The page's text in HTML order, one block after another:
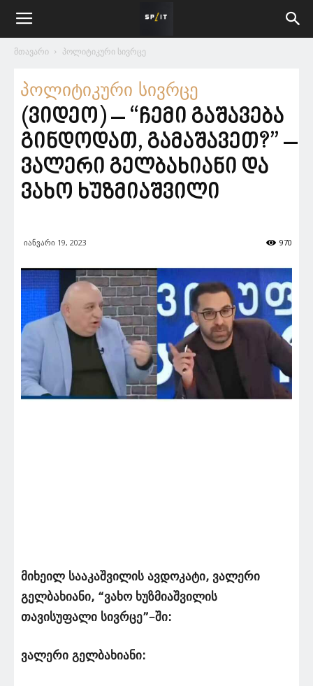
მთავარი პოლიტიკური სივრცე
პოლიტიკური სივრცე
(ვიდეო) – “ჩემი გაშავება
გინდოდათ, გამაშავეთ?” –
ვალერი გელბახიანი და
ვახო ხუზმიაშვილი
იანვარი 19, 2023 970
მიხეილ სააკაშვილის ავდოკატი, ვალერი
გელბახიანი, “ვახო ხუზმიაშვილის
თავისუფალი სივრცე”–ში:
ვალერი გელბახიანი: